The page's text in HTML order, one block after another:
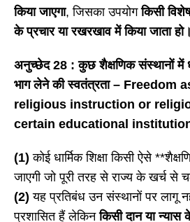
किया जाएगा, जिसका उपयोगकिसी
के प्रचार या रखरखाव में किया जाता हो।
अनुच्छेद 28 : कुछ शैक्षणिक संस्थानों में
भाग लेने की स्वतंत्रता – Freedom
religious instruction or
certain educational
(1) कोई धार्मिक शिक्षा किसी ऐसे
जाएगी जो पूरी तरह से राज्य के खर्च से
(2) यह प्रतिबंध उन संस्थानों पर लागू नहीं
प्रशासित हैं लेकिनकिसी दान या